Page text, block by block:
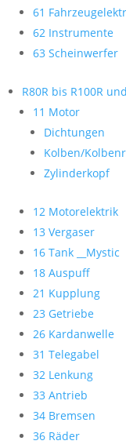
61
62 Instrumente
63 Scheinwerfer
R80R bis R100R
11 Motor
Dichtungen
Kolben/
Zylinderkopf
12 Motorelektrik
13 Vergaser
16 Tank __Mystic
18 Auspuff
21 Kupplung
23 Getriebe
26 Kardanwelle
31 Telegabel
32 Lenkung
33 Antrieb
34 Bremsen
36 Räder